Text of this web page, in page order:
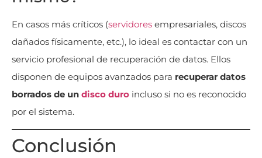
En casos más críticos (servidores empresariales, discos
dañados físicamente, etc.), lo ideal es contactar con un
servicio profesional de recuperación de datos. Ellos
disponen de equipos avanzados para recuperar datos
borrados de un disco duro incluso si no es reconocido
por el sistema.
Conclusión